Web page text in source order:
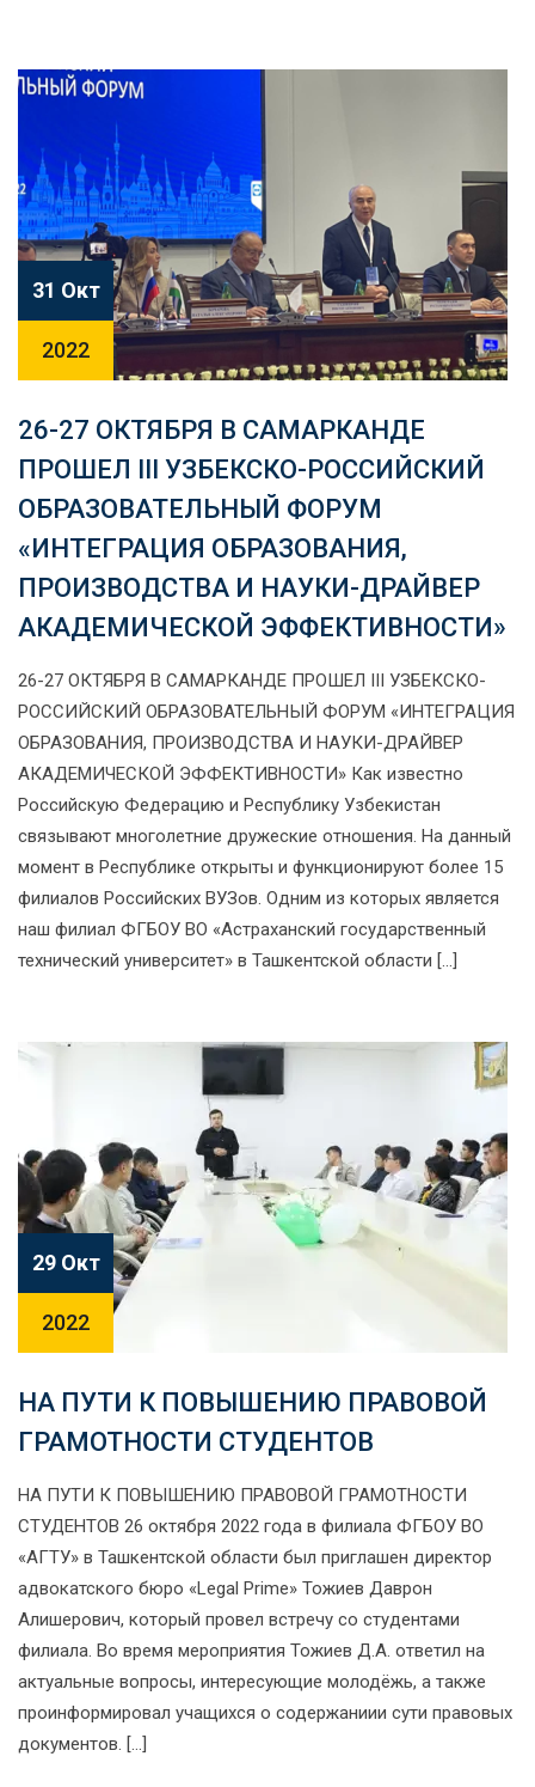
31 Окт
2022
26-27 ОКТЯБРЯ В САМАРКАНДЕ
ПРОШЕЛ III УЗБЕКСКО-РОССИЙСКИЙ
ОБРАЗОВАТЕЛЬНЫЙ ФОРУМ
«ИНТЕГРАЦИЯ ОБРАЗОВАНИЯ,
ПРОИЗВОДСТВА И НАУКИ-ДРАЙВЕР
АКАДЕМИЧЕСКОЙ ЭФФЕКТИВНОСТИ»
26-27 ОКТЯБРЯ В САМАРКАНДЕ ПРОШЕЛ III УЗБЕКСКО-
РОССИЙСКИЙ ОБРАЗОВАТЕЛЬНЫЙ ФОРУМ «ИНТЕГРАЦИЯ
ОБРАЗОВАНИЯ, ПРОИЗВОДСТВА И НАУКИ-ДРАЙВЕР
АКАДЕМИЧЕСКОЙ ЭФФЕКТИВНОСТИ» Как известно
Российскую Федерацию и Республику Узбекистан
связывают многолетние дружеские отношения. На данный
момент в Республике открыты и функционируют более 15
филиалов Российских ВУЗов. Одним из которых является
наш филиал ФГБОУ ВО «Астраханский государственный
технический университет» в Ташкентской области […]
29 Окт
2022
НА ПУТИ К ПОВЫШЕНИЮ ПРАВОВОЙ
ГРАМОТНОСТИ СТУДЕНТОВ
НА ПУТИ К ПОВЫШЕНИЮ ПРАВОВОЙ ГРАМОТНОСТИ
СТУДЕНТОВ 26 октября 2022 года в филиала ФГБОУ ВО
«АГТУ» в Ташкентской области был приглашен директор
адвокатского бюро «Legal Prime» Тожиев Даврон
Алишерович, который провел встречу со студентами
филиала. Во время мероприятия Тожиев Д.А. ответил на
актуальные вопросы, интересующие молодёжь, а также
проинформировал учащихся о содержаниии сути правовых
документов. […]